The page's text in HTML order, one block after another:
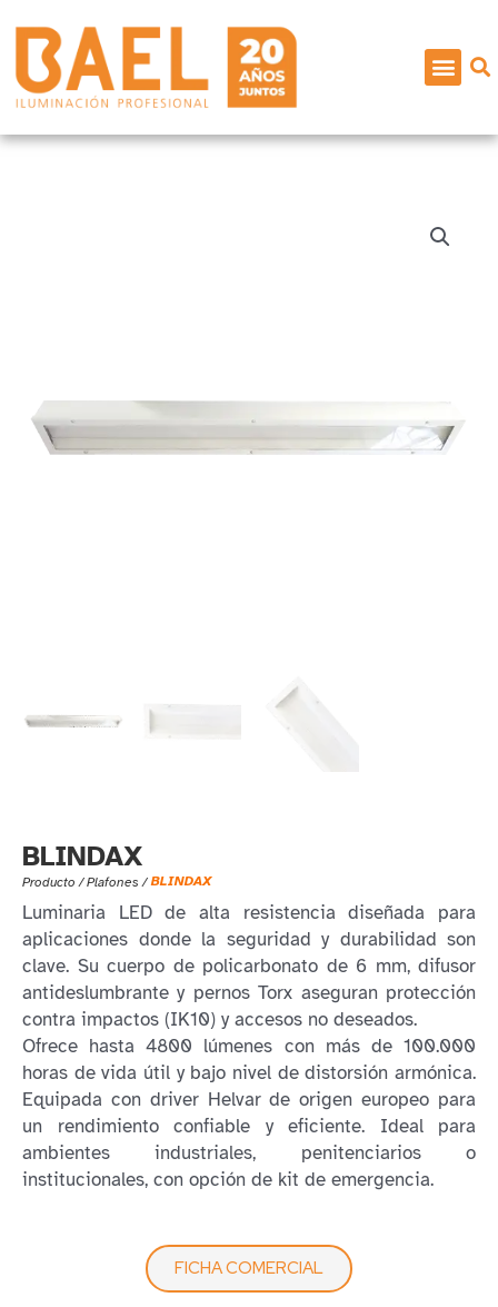
BLINDAX
Producto /Plafones / BLINDAX
Luminaria LED de alta resistencia diseñada para
aplicaciones donde la seguridad y durabilidad son
clave. Su cuerpo de policarbonato de 6 mm, difusor
antideslumbrante y pernos Torx aseguran protección
contra impactos (IK10) y accesos no deseados.
Ofrece hasta 4800 lúmenes con más de 100.000
horas de vida útil y bajo nivel de distorsión armónica.
Equipada con driver Helvar de origen europeo para
un rendimiento confiable y eficiente. Ideal para
ambientes industriales, penitenciarios o
institucionales, con opción de kit de emergencia.
FICHA COMERCIAL